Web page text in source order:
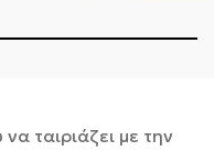
ταιριάζει με την